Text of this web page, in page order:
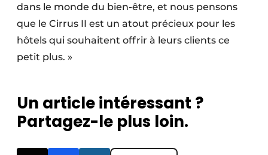
dans le monde du bien-être, et nous pensons
que le Cirrus II est un atout précieux pour les
hôtels qui souhaitent offrir à leurs clients ce
petit plus. »
Un article intéressant ?
Partagez-le plus loin.